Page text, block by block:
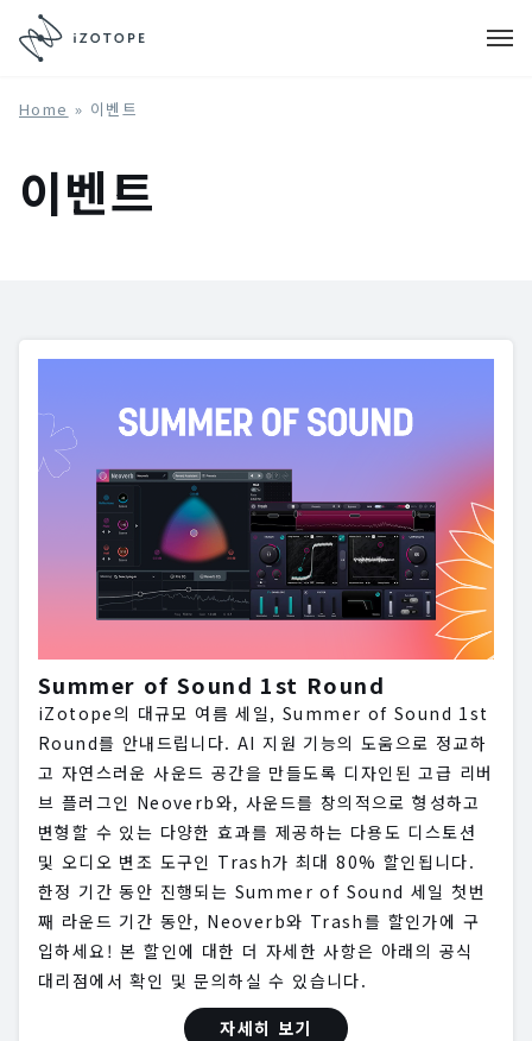
Home » 이벤트
이벤트
Summer of Sound 1st Round
iZotope의 대규모 여름 세일, Summer of Sound 1st
Round를 안내드립니다. AI 지원 기능의 도움으로 정교하
고 자연스러운 사운드 공간을 만들도록 디자인된 고급 리버
브 플러그인 Neoverb와, 사운드를 창의적으로 형성하고
변형할 수 있는 다양한 효과를 제공하는 다용도 디스토션
및 오디오 변조 도구인 Trash가 최대 80% 할인됩니다.
한정 기간 동안 진행되는 Summer of Sound 세일 첫번
째 라운드 기간 동안, Neoverb와 Trash를 할인가에 구
입하세요! 본 할인에 대한 더 자세한 사항은 아래의 공식
대리점에서 확인 및 문의하실 수 있습니다.
자세히 보기